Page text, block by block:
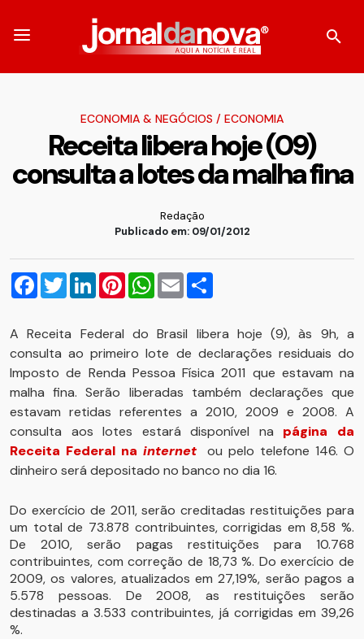
ECONOMIA & NEGÓCIOS / ECONOMIA
Receita libera hoje (09)
consulta a lotes da malha fina
Redação
Publicado em: 09/01/2012
Facebook
TwitterLinkedInPinterestWhatsApp
Email
A Receita Federal do Brasil libera hoje (9), às 9h, a
consulta ao primeiro lote de declarações residuais do
Imposto de Renda Pessoa Física 2011 que estavam na
malha fina. Serão liberadas também declarações que
estavam retidas referentes a 2010, 2009 e 2008. A
consulta aos lotes estará disponível na página da
Receita Federal na internet
ou pelo telefone 146. O
dinheiro será depositado no banco no dia 16.
Do exercício de 2011, serão creditadas restituições para
um total de 73.878 contribuintes, corrigidas em 8,58 %.
De 2010, serão pagas restituições para 10.768
contribuintes, com correção de 18,73 %. Do exercício de
2009, os valores, atualizados em 27,19%, serão pagos a
5.578 pessoas. De 2008, as restituições serão
destinadas a 3.533 contribuintes, já corrigidas em 39,26
%.